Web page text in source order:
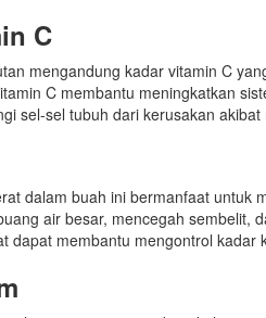
C
mengandung kadar vitamin C
C membantu meningkatkan
sel-sel tubuh dari kerusakan akibat
dalam buah ini bermanfaat untuk
air besar, mencegah sembelit,
dapat membantu mengontrol kadar